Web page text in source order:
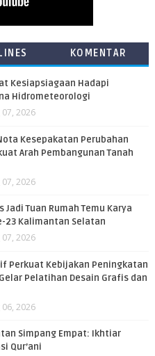
KOMENTAR
Kesiapsiagaan Hadapi
Hidrometeorologi
07, 2026
Kesepakatan Perubahan
Arah Pembangunan Tanah
07, 2026
Jadi Tuan Rumah Temu Karya
23 Kalimantan Selatan
07, 2026
Perkuat Kebijakan Peningkatan
Pelatihan Desain Grafis dan
06, 2026
Simpang Empat: Ikhtiar
Qur’ani